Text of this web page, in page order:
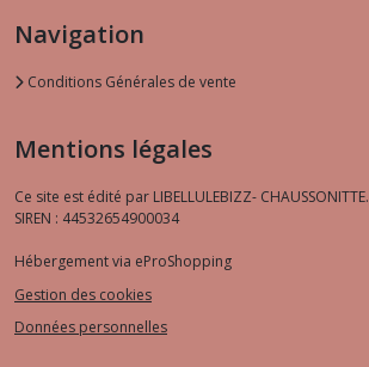
Navigation
Conditions Générales de vente
Mentions légales
Ce site est édité par LIBELLULEBIZZ- CHAUSSONITTE.
SIREN : 44532654900034
Hébergement via eProShopping
Gestion des cookies
Données personnelles